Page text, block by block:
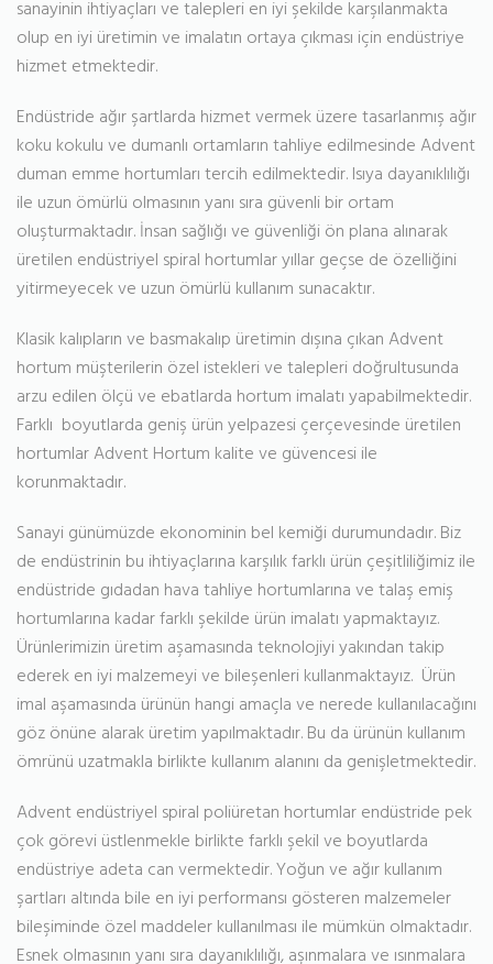
sanayinin ihtiyaçları ve talepleri en iyi şekilde karşılanmakta
olup en iyi üretimin ve imalatın ortaya çıkması için endüstriye
hizmet etmektedir.
Endüstride ağır şartlarda hizmet vermek üzere tasarlanmış ağır
koku kokulu ve dumanlı ortamların tahliye edilmesinde Advent
duman emme hortumları tercih edilmektedir. Isıya dayanıklılığı
ile uzun ömürlü olmasının yanı sıra güvenli bir ortam
oluşturmaktadır. İnsan sağlığı ve güvenliği ön plana alınarak
üretilen endüstriyel spiral hortumlar yıllar geçse de özelliğini
yitirmeyecek ve uzun ömürlü kullanım sunacaktır.
Klasik kalıpların ve basmakalıp üretimin dışına çıkan Advent
hortum müşterilerin özel istekleri ve talepleri doğrultusunda
arzu edilen ölçü ve ebatlarda hortum imalatı yapabilmektedir.
Farklı boyutlarda geniş ürün yelpazesi çerçevesinde üretilen
hortumlar Advent Hortum kalite ve güvencesi ile
korunmaktadır.
Sanayi günümüzde ekonominin bel kemiği durumundadır. Biz
de endüstrinin bu ihtiyaçlarına karşılık farklı ürün çeşitliliğimiz ile
endüstride gıdadan hava tahliye hortumlarına ve talaş emiş
hortumlarına kadar farklı şekilde ürün imalatı yapmaktayız.
Ürünlerimizin üretim aşamasında teknolojiyi yakından takip
ederek en iyi malzemeyi ve bileşenleri kullanmaktayız. Ürün
imal aşamasında ürünün hangi amaçla ve nerede kullanılacağını
göz önüne alarak üretim yapılmaktadır. Bu da ürünün kullanım
ömrünü uzatmakla birlikte kullanım alanını da genişletmektedir.
Advent endüstriyel spiral poliüretan hortumlar endüstride pek
çok görevi üstlenmekle birlikte farklı şekil ve boyutlarda
endüstriye adeta can vermektedir. Yoğun ve ağır kullanım
şartları altında bile en iyi performansı gösteren malzemeler
bileşiminde özel maddeler kullanılması ile mümkün olmaktadır.
Esnek olmasının yanı sıra dayanıklılığı, aşınmalara ve ısınmalara